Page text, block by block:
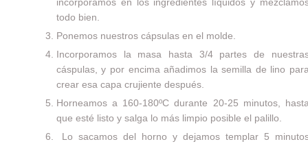
todo bien.
Ponemos nuestros cápsulas en el molde.
Incorporamos la masa hasta 3/4 partes de
cáspulas, y por encima añadimos la semilla de lino
crear esa capa crujiente después.
Horneamos a 160-180ºC durante 20-25 minutos,
que esté listo y salga lo más limpio posible el palillo.
Lo sacamos del horno y dejamos templar 5